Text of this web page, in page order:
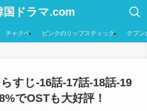
国ドラマ.com
チャクペ ピンクのリップスティック テプン
すじ-16話-17話-18話-19
でOSTも大好評！